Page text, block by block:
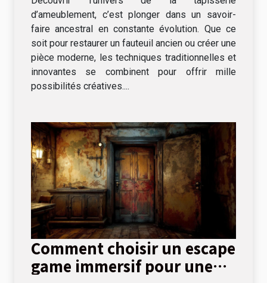
d’ameublement, c’est plonger dans un savoir-
faire ancestral en constante évolution. Que ce
soit pour restaurer un fauteuil ancien ou créer une
pièce moderne, les techniques traditionnelles et
innovantes se combinent pour offrir mille
possibilités créatives....
Comment choisir un escape
game immersif pour une